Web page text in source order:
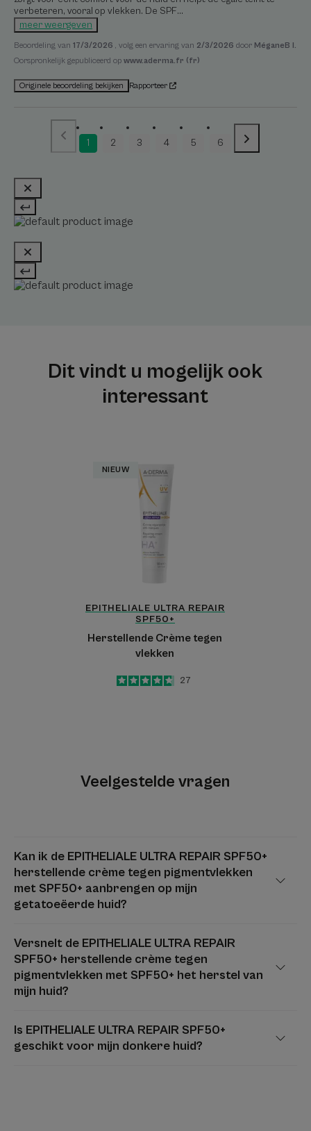
verbeteren, vooral op vlekken. De SPF...
meer weergeven
Beoordeling van 17/3/2026 , volg een ervaring van 2/3/2026 door MéganeB I.
Oorspronkelijk gepubliceerd op www.aderma.fr (fr)
Originele beoordeling bekijken Rapporteer
1 2 3 4 5 6
Dit vindt u mogelijk ook
interessant
Crème
tegen
vlekken
NIEUW
EPITHELIALE ULTRA REPAIR
SPF50+
Herstellende Crème tegen
vlekken
4.7
/
5
27
Veelgestelde vragen
Kan ik de EPITHELIALE ULTRA REPAIR SPF50+
herstellende crème tegen pigmentvlekken
met SPF50+ aanbrengen op mijn
getatoeëerde huid?
Versnelt de EPITHELIALE ULTRA REPAIR
SPF50+ herstellende crème tegen
pigmentvlekken met SPF50+ het herstel van
mijn huid?
Is EPITHELIALE ULTRA REPAIR SPF50+
geschikt voor mijn donkere huid?